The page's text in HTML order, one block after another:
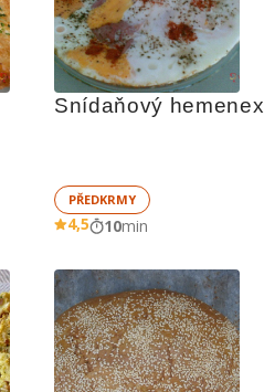
Snídaňový hemenex
PŘEDKRMY
4,5 10min